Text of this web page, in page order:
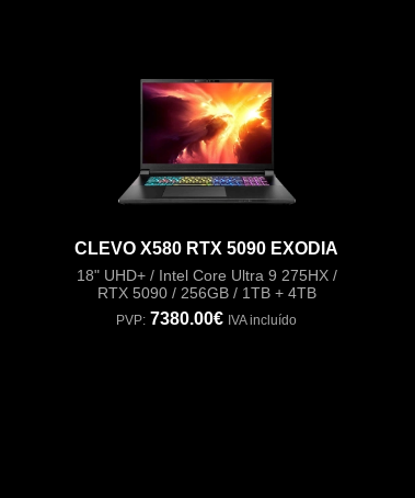
CLEVO X580 RTX 5090 EXODIA
18" UHD+ / Intel Core Ultra 9 275HX /
RTX 5090 / 256GB / 1TB + 4TB
PVP: 7380.00€ IVA incluído